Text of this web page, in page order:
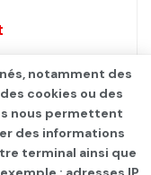
notamment des
cookies ou des
nous permettent
des informations
terminal ainsi que